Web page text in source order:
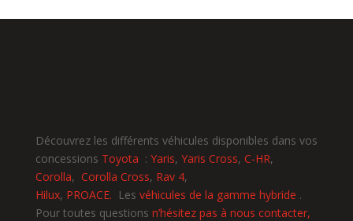
Découvrez les différents véhicules disponibles dans vos
concessions Toyota : Yaris, Yaris Cross, C-HR,
Corolla, Corolla Cross, Rav 4,
Hilux, PROACE. Les véhicules de la gamme hybride .
Pour toutes questions n’hésitez pas à nous contacter,